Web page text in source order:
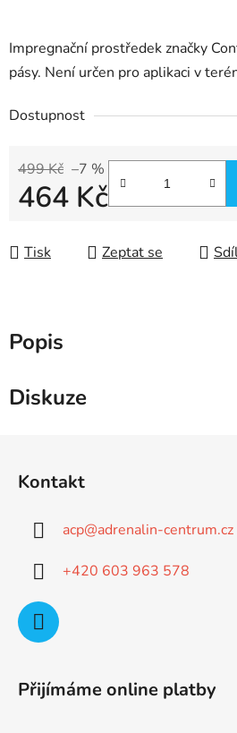
Impregnační prostředek značky
pásy. Není určen pro aplikaci v
Dostupnost
499 Kč –7 %
464 Kč
Tisk Zeptat se
Popis
Diskuze
Kontakt
acp@adrenalin-centrum.cz
+420 603 963 578
Přijímáme online platby